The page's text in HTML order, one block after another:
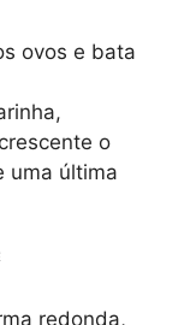
ovos e bata
o
uma última
redonda,